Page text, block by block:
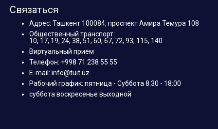
Связаться
Адрес: Ташкент 100084, проспект Амира Темура 108
Общественный транспорт:
10, 17, 19, 24, 38, 51, 60, 67, 72, 93, 115, 140
Виртуальный прием
Телефон: +998 71 238 55 55
E-mail: info@tuit.uz
Рабочий график: пятница - Суббота 8:30 - 18:00
суббота воскресенье выходной